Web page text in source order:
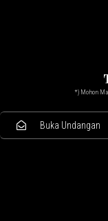
*) Mohon
Buka Undangan